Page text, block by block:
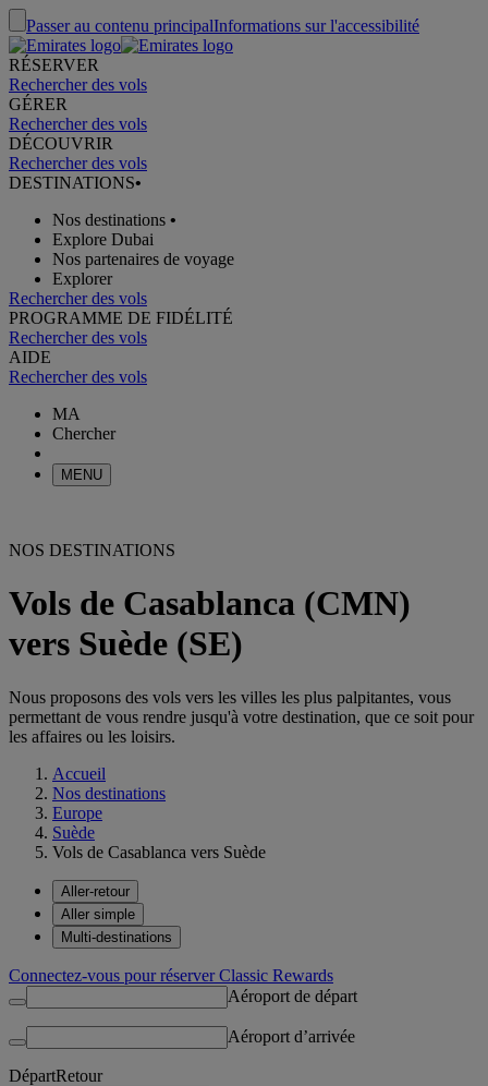
Passer au contenu principalInformations sur l'accessibilité
RÉSERVER
Rechercher des vols
GÉRER
Rechercher des vols
DÉCOUVRIR
Rechercher des vols
DESTINATIONS•
Nos destinations •
Explore Dubai
Nos partenaires de voyage
Explorer
Rechercher des vols
PROGRAMME DE FIDÉLITÉ
Rechercher des vols
AIDE
Rechercher des vols
MA
Chercher
MENU
NOS DESTINATIONS
Vols de Casablanca (CMN)
vers Suède (SE)
Nous proposons des vols vers les villes les plus palpitantes, vous
permettant de vous rendre jusqu'à votre destination, que ce soit pour
les affaires ou les loisirs.
Accueil
Nos destinations
Europe
Suède
Vols de Casablanca vers Suède
Aller-retour
Aller simple
Multi-destinations
Connectez-vous pour réserver Classic Rewards
Aéroport de départ
Aéroport d’arrivée
DépartRetour